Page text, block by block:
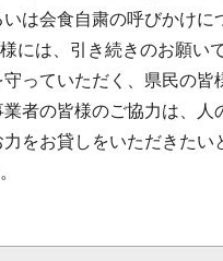
は会食自粛の呼びかけ
には、引き続きのお願い
っていただく、県民の
者の皆様のご協力は、
をお貸しをいただきたい